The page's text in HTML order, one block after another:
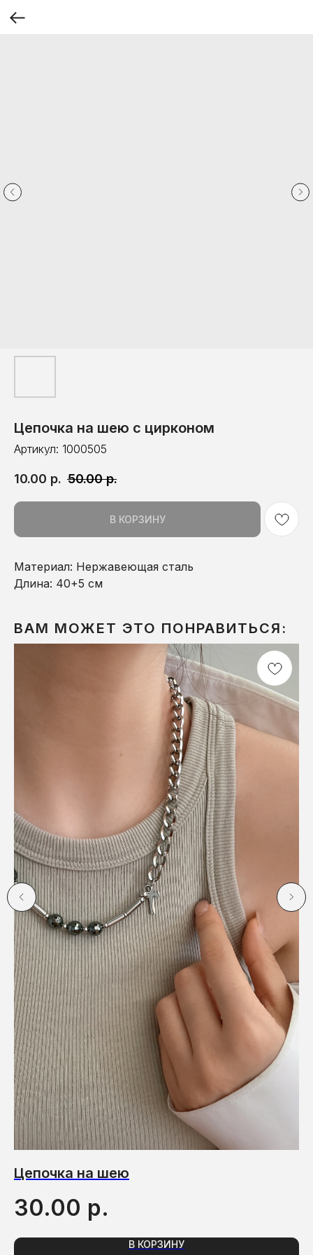
Цепочка на шею с цирконом
Артикул: 1000505
10.00 р. 50.00 р.
В КОРЗИНУ
Материал: Нержавеющая сталь
Длина: 40+5 см
ВАМ МОЖЕТ ЭТО ПОНРАВИТЬСЯ:
Цепочка на шею
30.00 р.
В КОРЗИНУ